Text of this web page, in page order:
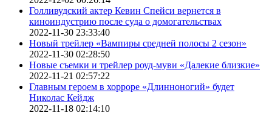
Голливудский актер Кевин Спейси вернется в
киноиндустрию после суда о домогательствах
2022-11-30 23:33:40
Новый трейлер «Вампиры средней полосы 2 сезон»
2022-11-30 02:28:50
Новые съемки и трейлер роуд-муви «Далекие близкие»
2022-11-21 02:57:22
Главным героем в хорроре «Длинноногий» будет
Николас Кейдж
2022-11-18 02:14:10